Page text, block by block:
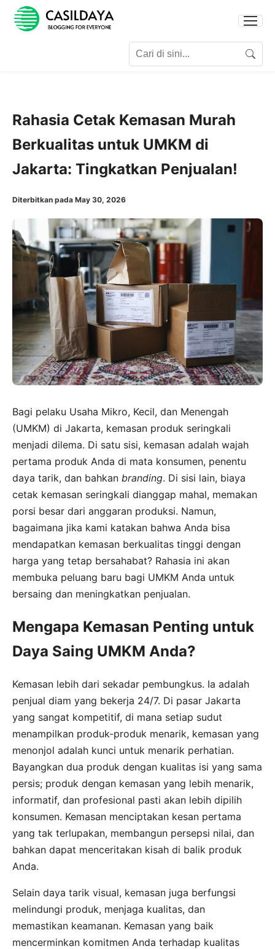
Search
Rahasia Cetak Kemasan Murah
Berkualitas untuk UMKM di
Jakarta: Tingkatkan Penjualan!
Diterbitkan pada May 30, 2026
Bagi pelaku Usaha Mikro, Kecil, dan Menengah
(UMKM) di Jakarta, kemasan produk seringkali
menjadi dilema. Di satu sisi, kemasan adalah wajah
pertama produk Anda di mata konsumen, penentu
daya tarik, dan bahkan branding. Di sisi lain, biaya
cetak kemasan seringkali dianggap mahal, memakan
porsi besar dari anggaran produksi. Namun,
bagaimana jika kami katakan bahwa Anda bisa
mendapatkan kemasan berkualitas tinggi dengan
harga yang tetap bersahabat? Rahasia ini akan
membuka peluang baru bagi UMKM Anda untuk
bersaing dan meningkatkan penjualan.
Mengapa Kemasan Penting untuk
Daya Saing UMKM Anda?
Kemasan lebih dari sekadar pembungkus. Ia adalah
penjual diam yang bekerja 24/7. Di pasar Jakarta
yang sangat kompetitif, di mana setiap sudut
menampilkan produk-produk menarik, kemasan yang
menonjol adalah kunci untuk menarik perhatian.
Bayangkan dua produk dengan kualitas isi yang sama
persis; produk dengan kemasan yang lebih menarik,
informatif, dan profesional pasti akan lebih dipilih
konsumen. Kemasan menciptakan kesan pertama
yang tak terlupakan, membangun persepsi nilai, dan
bahkan dapat menceritakan kisah di balik produk
Anda.
Selain daya tarik visual, kemasan juga berfungsi
melindungi produk, menjaga kualitas, dan
memastikan keamanan. Kemasan yang baik
mencerminkan komitmen Anda terhadap kualitas